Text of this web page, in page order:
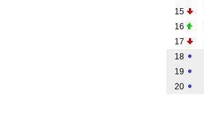
15
16
17
18
19
20